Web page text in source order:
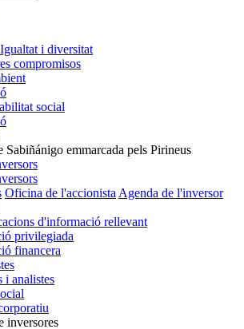
Igualtat i diversitat
compromisos
social
Oficina de l'accionista Agenda de l'inversor
d'informació rellevant
privilegiada
financera
i analistes